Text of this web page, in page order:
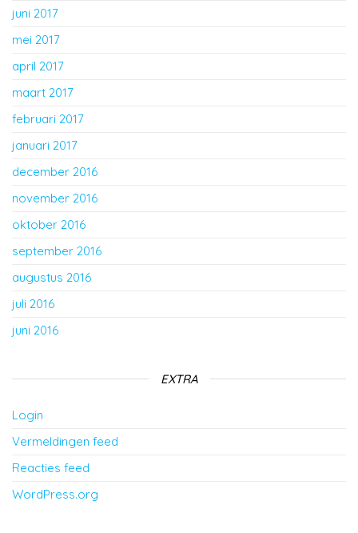
juni 2017
mei 2017
april 2017
maart 2017
februari 2017
januari 2017
december 2016
november 2016
oktober 2016
september 2016
augustus 2016
juli 2016
juni 2016
EXTRA
Login
Vermeldingen feed
Reacties feed
WordPress.org